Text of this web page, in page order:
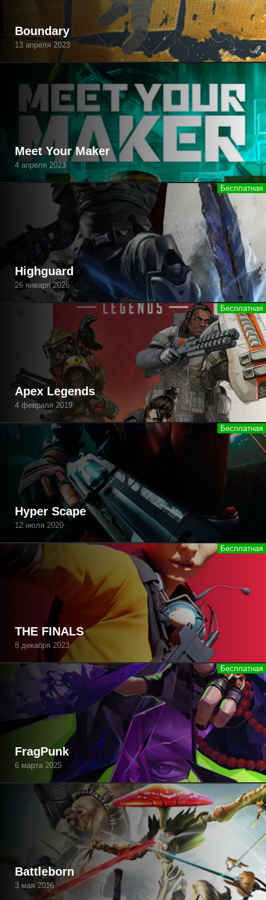
Boundary
13 апреля 2023
Meet Your Maker
4 апреля 2023
Highguard
26 января 2026
Apex Legends
4 февраля 2019
Hyper Scape
12 июля 2020
THE FINALS
8 декабря 2023
FragPunk
6 марта 2025
Battleborn
3 мая 2016